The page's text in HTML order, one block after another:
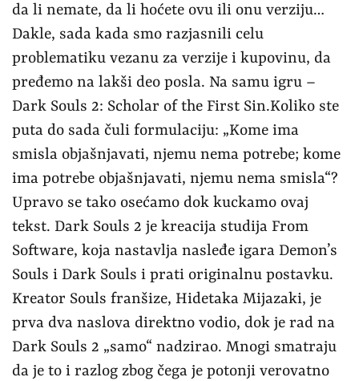
da li nemate, da li hoćete ovu ili onu verziju…
Dakle, sada kada smo razjasnili celu
problematiku vezanu za verzije i kupovinu, da
pređemo na lakši deo posla. Na samu igru –
Dark Souls 2: Scholar of the First Sin.Koliko ste
puta do sada čuli formulaciju: „Kome ima
smisla objašnjavati, njemu nema potrebe; kome
ima potrebe objašnjavati, njemu nema smisla“?
Upravo se tako osećamo dok kuckamo ovaj
tekst. Dark Souls 2 je kreacija studija From
Software, koja nastavlja nasleđe igara Demon’s
Souls i Dark Souls i prati originalnu postavku.
Kreator Souls franšize, Hidetaka Mijazaki, je
prva dva naslova direktno vodio, dok je rad na
Dark Souls 2 „samo“ nadzirao. Mnogi smatraju
da je to i razlog zbog čega je potonji verovatno